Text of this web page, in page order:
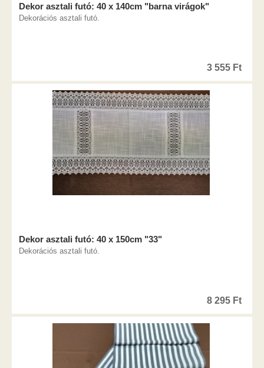
Dekor asztali futó: 40 x 140cm "barna virágok"
Dekorációs asztali futó.
3 555 Ft
Dekor asztali futó: 40 x 150cm "33"
Dekorációs asztali futó.
8 295 Ft